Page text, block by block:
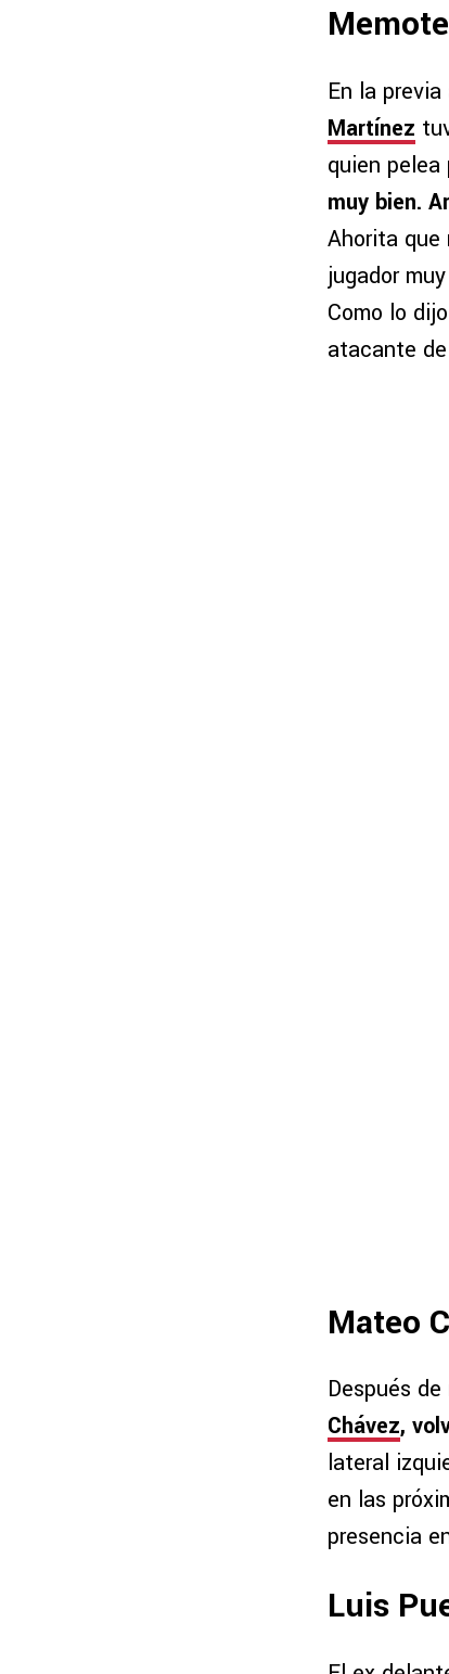
En la
Martínez
quien pelea
muy bien.
Ahorita que
jugador
Como lo
atacante
Mateo
Después
Chávez,
lateral
en las
presencia
Luis